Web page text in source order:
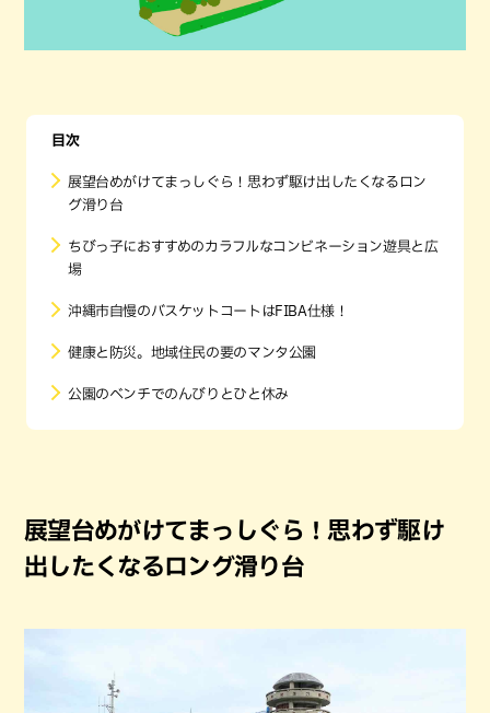
目次
展望台めがけてまっしぐら！思わず駆け出したくなるロン
グ滑り台
ちびっ子におすすめのカラフルなコンビネーション遊具と広
場
沖縄市自慢のバスケットコートはFIBA仕様！
健康と防災。地域住民の要のマンタ公園
公園のベンチでのんびりとひと休み
展望台めがけてまっしぐら！思わず駆け
出したくなるロング滑り台